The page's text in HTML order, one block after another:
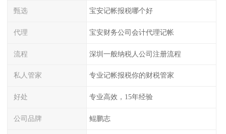
甄选 宝安记帐报税哪个好
代理 宝安财务公司会计代理记帐
流程 深圳一般纳税人公司注册流程
私人管家 专业记帐报税你的财税管家
好处 专业高效，15年经验
公司品牌 鲲鹏志